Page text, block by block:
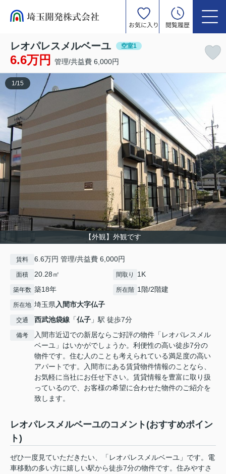
お気に入り 閲覧履歴
レオパレスメルベーユ 空室1
6.6万円 管理/共益費 6,000円
【外観】外観です
1 /15
賃料 6.6万円 管理/共益費 6,000円
面積 20.28㎡ 間取り 1K
築年数 築18年 所在階 1階/2階建
所在地 埼玉県 入間市大字仏子
交通 西武池袋線 「仏子 」駅 徒歩7分
備考
入間市近辺での新居ならご好評の物件「レオパレスメル
ベーユ」はいかがでしょうか。利便性の高い徒歩7分の
物件です。住む人のことも考えられている満足度の高い
アパートです。入間市にある賃貸物件情報のことなら、
お気軽に当社にお任せ下さい。賃貸情報を豊富に取り扱
っているので、お客様の希望に合わせた物件のご紹介を
致します。
レオパレスメルベーユのコメント(おすすめポイン
ト)
ぜひ一度見ていただきたい、「レオパレスメルベーユ」です。電
車移動の多い方に嬉しい駅から徒歩7分の物件です。住みやすさ